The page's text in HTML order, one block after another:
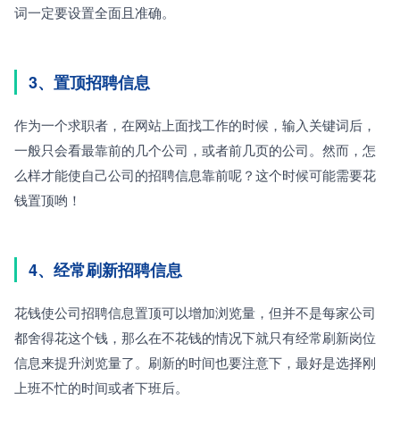
词一定要设置全面且准确。
3、置顶招聘信息
作为一个求职者，在网站上面找工作的时候，输入关键词后，
一般只会看最靠前的几个公司，或者前几页的公司。然而，怎
么样才能使自己公司的招聘信息靠前呢？这个时候可能需要花
钱置顶哟！
4、经常刷新招聘信息
花钱使公司招聘信息置顶可以增加浏览量，但并不是每家公司
都舍得花这个钱，那么在不花钱的情况下就只有经常刷新岗位
信息来提升浏览量了。刷新的时间也要注意下，最好是选择刚
上班不忙的时间或者下班后。